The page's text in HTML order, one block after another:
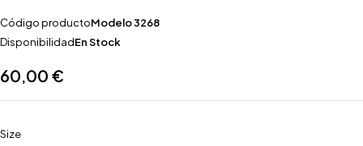
Código productoModelo 3268
DisponibilidadEn Stock
60,00 €
Size